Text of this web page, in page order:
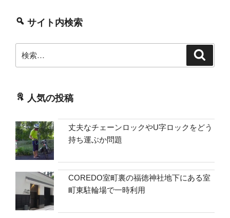
サイト内検索
索:
人気の投稿
丈夫なチェーンロックやU字ロックをどう
持ち運ぶか問題
COREDO室町裏の福徳神社地下にある室
町東駐輪場で一時利用